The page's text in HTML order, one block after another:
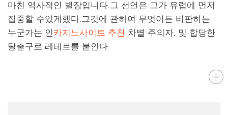
마친 역사적인 별장입니다.그 선언은 그가 유럽에 먼저
집중할 수있게했다.그것에 관하여 무엇이든 비판하는
누군가는 인카지노사이트 추천 차별 주의자, 및 합당한
탈출구로 레테르를 붙인다.